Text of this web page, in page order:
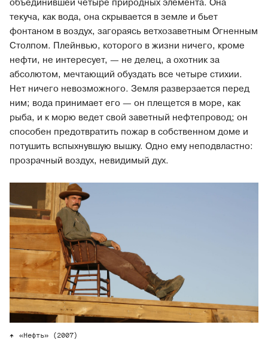
объединившей четыре природных элемента. Она
текуча, как вода, она скрывается в земле и бьет
фонтаном в воздух, загораясь ветхозаветным Огненным
Столпом. Плейнвью, которого в жизни ничего, кроме
нефти, не интересует, — не делец, а охотник за
абсолютом, мечтающий обуздать все четыре стихии.
Нет ничего невозможного. Земля разверзается перед
ним; вода принимает его — он плещется в море, как
рыба, и к морю ведет свой заветный нефтепровод; он
способен предотвратить пожар в собственном доме и
потушить вспыхнувшую вышку. Одно ему неподвластно:
прозрачный воздух, невидимый дух.
«Нефть» (2007)